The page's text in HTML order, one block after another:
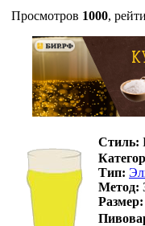
Просмотров 1000,
Стиль:
Тип:
Метод:
Размер: